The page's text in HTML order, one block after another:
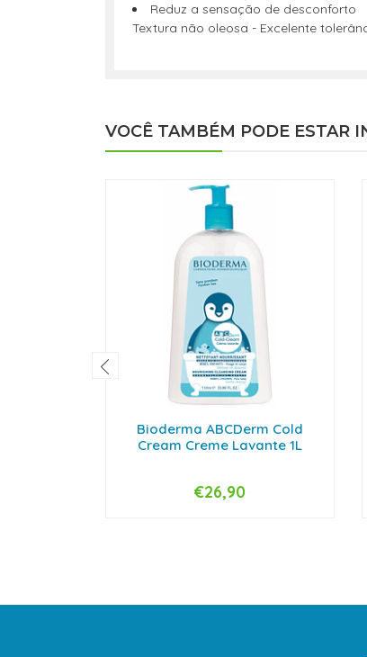
Reduz a sensação de desconforto
Textura não oleosa - Excelente
VOCÊ TAMBÉM PODE ESTAR
Bioderma ABCDerm Cold
Cream Creme Lavante 1L
+
€26,90